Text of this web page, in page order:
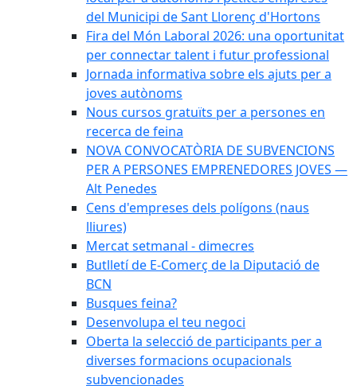
del Municipi de Sant Llorenç d'Hortons
Fira del Món Laboral 2026: una oportunitat
per connectar talent i futur professional
Jornada informativa sobre els ajuts per a
joves autònoms
Nous cursos gratuïts per a persones en
recerca de feina
NOVA CONVOCATÒRIA DE SUBVENCIONS
PER A PERSONES EMPRENEDORES JOVES —
Alt Penedes
Cens d'empreses dels polígons (naus
lliures)
Mercat setmanal - dimecres
Butlletí de E-Comerç de la Diputació de
BCN
Busques feina?
Desenvolupa el teu negoci
Oberta la selecció de participants per a
diverses formacions ocupacionals
subvencionades